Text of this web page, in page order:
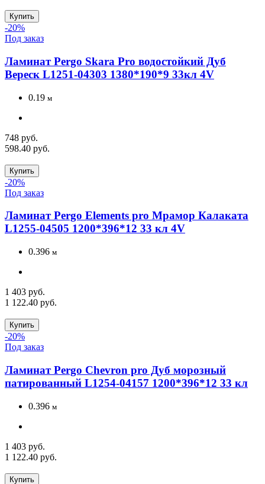
Купить
-20%
Под заказ
Ламинат Pergo Skara Pro водостойкий Дуб
Вереск L1251-04303 1380*190*9 33кл 4V
0.19 м
748 руб.
598.40 руб.
Купить
-20%
Под заказ
Ламинат Pergo Elements pro Мрамор Калаката
L1255-04505 1200*396*12 33 кл 4V
0.396 м
1 403 руб.
1 122.40 руб.
Купить
-20%
Под заказ
Ламинат Pergo Chevron pro Дуб морозный
патированный L1254-04157 1200*396*12 33 кл
0.396 м
1 403 руб.
1 122.40 руб.
Купить